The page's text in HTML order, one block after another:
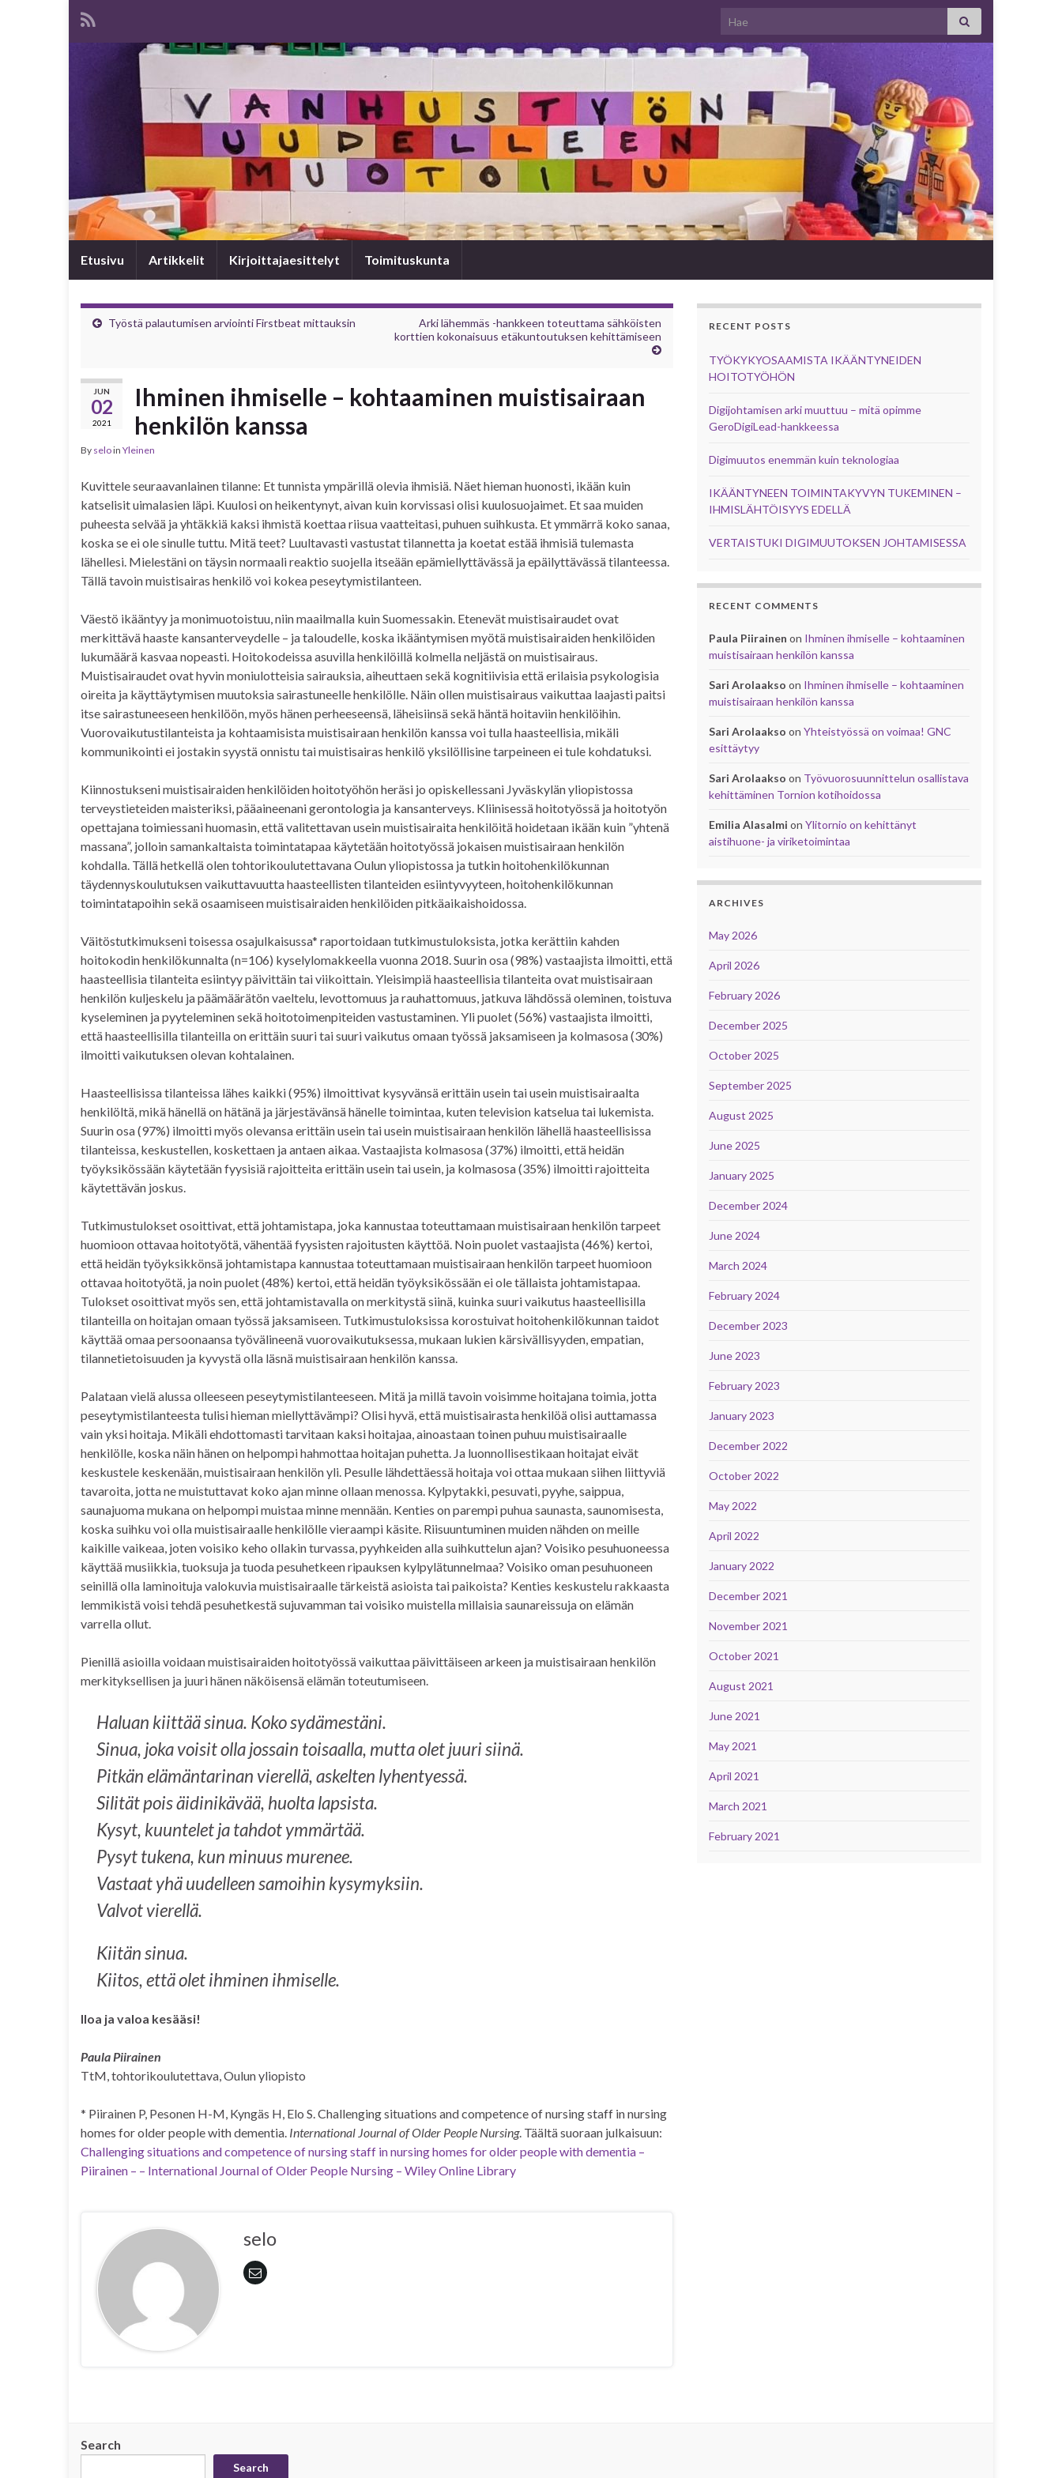
Search for:
Etusivu Artikkelit Kirjoittajaesittelyt Toimituskunta
Työstä palautumisen arviointi Firstbeat mittauksin
Arki lähemmäs -hankkeen toteuttama sähköisten
korttien kokonaisuus etäkuntoutuksen kehittämiseen
JUN
02
2021
Ihminen ihmiselle – kohtaaminen muistisairaan
henkilön kanssa
By seloin Yleinen
Kuvittele seuraavanlainen tilanne: Et tunnista ympärillä olevia ihmisiä. Näet hieman huonosti, ikään kuin
katselisit uimalasien läpi. Kuulosi on heikentynyt, aivan kuin korvissasi olisi kuulosuojaimet. Et saa muiden
puheesta selvää ja yhtäkkiä kaksi ihmistä koettaa riisua vaatteitasi, puhuen suihkusta. Et ymmärrä koko sanaa,
koska se ei ole sinulle tuttu. Mitä teet? Luultavasti vastustat tilannetta ja koetat estää ihmisiä tulemasta
lähellesi. Mielestäni on täysin normaali reaktio suojella itseään epämiellyttävässä ja epäilyttävässä tilanteessa.
Tällä tavoin muistisairas henkilö voi kokea peseytymistilanteen.
Väestö ikääntyy ja monimuotoistuu, niin maailmalla kuin Suomessakin. Etenevät muistisairaudet ovat
merkittävä haaste kansanterveydelle – ja taloudelle, koska ikääntymisen myötä muistisairaiden henkilöiden
lukumäärä kasvaa nopeasti. Hoitokodeissa asuvilla henkilöillä kolmella neljästä on muistisairaus.
Muistisairaudet ovat hyvin moniulotteisia sairauksia, aiheuttaen sekä kognitiivisia että erilaisia psykologisia
oireita ja käyttäytymisen muutoksia sairastuneelle henkilölle. Näin ollen muistisairaus vaikuttaa laajasti paitsi
itse sairastuneeseen henkilöön, myös hänen perheeseensä, läheisiinsä sekä häntä hoitaviin henkilöihin.
Vuorovaikutustilanteista ja kohtaamisista muistisairaan henkilön kanssa voi tulla haasteellisia, mikäli
kommunikointi ei jostakin syystä onnistu tai muistisairas henkilö yksilöllisine tarpeineen ei tule kohdatuksi.
Kiinnostukseni muistisairaiden henkilöiden hoitotyöhön heräsi jo opiskellessani Jyväskylän yliopistossa
terveystieteiden maisteriksi, pääaineenani gerontologia ja kansanterveys. Kliinisessä hoitotyössä ja hoitotyön
opettajana toimiessani huomasin, että valitettavan usein muistisairaita henkilöitä hoidetaan ikään kuin ”yhtenä
massana”, jolloin samankaltaista toimintatapaa käytetään hoitotyössä jokaisen muistisairaan henkilön
kohdalla. Tällä hetkellä olen tohtorikoulutettavana Oulun yliopistossa ja tutkin hoitohenkilökunnan
täydennyskoulutuksen vaikuttavuutta haasteellisten tilanteiden esiintyvyyteen, hoitohenkilökunnan
toimintatapoihin sekä osaamiseen muistisairaiden henkilöiden pitkäaikaishoidossa.
Väitöstutkimukseni toisessa osajulkaisussa* raportoidaan tutkimustuloksista, jotka kerättiin kahden
hoitokodin henkilökunnalta (n=106) kyselylomakkeella vuonna 2018. Suurin osa (98%) vastaajista ilmoitti, että
haasteellisia tilanteita esiintyy päivittäin tai viikoittain. Yleisimpiä haasteellisia tilanteita ovat muistisairaan
henkilön kuljeskelu ja päämäärätön vaeltelu, levottomuus ja rauhattomuus, jatkuva lähdössä oleminen, toistuva
kyseleminen ja pyyteleminen sekä hoitotoimenpiteiden vastustaminen. Yli puolet (56%) vastaajista ilmoitti,
että haasteellisilla tilanteilla on erittäin suuri tai suuri vaikutus omaan työssä jaksamiseen ja kolmasosa (30%)
ilmoitti vaikutuksen olevan kohtalainen.
Haasteellisissa tilanteissa lähes kaikki (95%) ilmoittivat kysyvänsä erittäin usein tai usein muistisairaalta
henkilöltä, mikä hänellä on hätänä ja järjestävänsä hänelle toimintaa, kuten television katselua tai lukemista.
Suurin osa (97%) ilmoitti myös olevansa erittäin usein tai usein muistisairaan henkilön lähellä haasteellisissa
tilanteissa, keskustellen, koskettaen ja antaen aikaa. Vastaajista kolmasosa (37%) ilmoitti, että heidän
työyksikössään käytetään fyysisiä rajoitteita erittäin usein tai usein, ja kolmasosa (35%) ilmoitti rajoitteita
käytettävän joskus.
Tutkimustulokset osoittivat, että johtamistapa, joka kannustaa toteuttamaan muistisairaan henkilön tarpeet
huomioon ottavaa hoitotyötä, vähentää fyysisten rajoitusten käyttöä. Noin puolet vastaajista (46%) kertoi,
että heidän työyksikkönsä johtamistapa kannustaa toteuttamaan muistisairaan henkilön tarpeet huomioon
ottavaa hoitotyötä, ja noin puolet (48%) kertoi, että heidän työyksikössään ei ole tällaista johtamistapaa.
Tulokset osoittivat myös sen, että johtamistavalla on merkitystä siinä, kuinka suuri vaikutus haasteellisilla
tilanteilla on hoitajan omaan työssä jaksamiseen. Tutkimustuloksissa korostuivat hoitohenkilökunnan taidot
käyttää omaa persoonaansa työvälineenä vuorovaikutuksessa, mukaan lukien kärsivällisyyden, empatian,
tilannetietoisuuden ja kyvystä olla läsnä muistisairaan henkilön kanssa.
Palataan vielä alussa olleeseen peseytymistilanteeseen. Mitä ja millä tavoin voisimme hoitajana toimia, jotta
peseytymistilanteesta tulisi hieman miellyttävämpi? Olisi hyvä, että muistisairasta henkilöä olisi auttamassa
vain yksi hoitaja. Mikäli ehdottomasti tarvitaan kaksi hoitajaa, ainoastaan toinen puhuu muistisairaalle
henkilölle, koska näin hänen on helpompi hahmottaa hoitajan puhetta. Ja luonnollisestikaan hoitajat eivät
keskustele keskenään, muistisairaan henkilön yli. Pesulle lähdettäessä hoitaja voi ottaa mukaan siihen liittyviä
tavaroita, jotta ne muistuttavat koko ajan minne ollaan menossa. Kylpytakki, pesuvati, pyyhe, saippua,
saunajuoma mukana on helpompi muistaa minne mennään. Kenties on parempi puhua saunasta, saunomisesta,
koska suihku voi olla muistisairaalle henkilölle vieraampi käsite. Riisuuntuminen muiden nähden on meille
kaikille vaikeaa, joten voisiko keho ollakin turvassa, pyyhkeiden alla suihkuttelun ajan? Voisiko pesuhuoneessa
käyttää musiikkia, tuoksuja ja tuoda pesuhetkeen ripauksen kylpylätunnelmaa? Voisiko oman pesuhuoneen
seinillä olla laminoituja valokuvia muistisairaalle tärkeistä asioista tai paikoista? Kenties keskustelu rakkaasta
lemmikistä voisi tehdä pesuhetkestä sujuvamman tai voisiko muistella millaisia saunareissuja on elämän
varrella ollut.
Pienillä asioilla voidaan muistisairaiden hoitotyössä vaikuttaa päivittäiseen arkeen ja muistisairaan henkilön
merkityksellisen ja juuri hänen näköisensä elämän toteutumiseen.
Haluan kiittää sinua. Koko sydämestäni.
Sinua, joka voisit olla jossain toisaalla, mutta olet juuri siinä.
Pitkän elämäntarinan vierellä, askelten lyhentyessä.
Silität pois äidinikävää, huolta lapsista.
Kysyt, kuuntelet ja tahdot ymmärtää.
Pysyt tukena, kun minuus murenee.
Vastaat yhä uudelleen samoihin kysymyksiin.
Valvot vierellä.
Kiitän sinua.
Kiitos, että olet ihminen ihmiselle.
Iloa ja valoa kesääsi!
Paula Piirainen
TtM, tohtorikoulutettava, Oulun yliopisto
* Piirainen P, Pesonen H-M, Kyngäs H, Elo S. Challenging situations and competence of nursing staff in nursing
homes for older people with dementia. International Journal of Older People Nursing. Täältä suoraan julkaisuun:
Challenging situations and competence of nursing staff in nursing homes for older people with dementia –
Piirainen – – International Journal of Older People Nursing – Wiley Online Library
selo
RECENT POSTS
TYÖKYKYOSAAMISTA IKÄÄNTYNEIDEN
HOITOTYÖHÖN
Digijohtamisen arki muuttuu – mitä opimme
GeroDigiLead-hankkeessa
Digimuutos enemmän kuin teknologiaa
IKÄÄNTYNEEN TOIMINTAKYVYN TUKEMINEN –
IHMISLÄHTÖISYYS EDELLÄ
VERTAISTUKI DIGIMUUTOKSEN JOHTAMISESSA
RECENT COMMENTS
Paula Piirainen on Ihminen ihmiselle – kohtaaminen
muistisairaan henkilön kanssa
Sari Arolaakso on Ihminen ihmiselle – kohtaaminen
muistisairaan henkilön kanssa
Sari Arolaakso on Yhteistyössä on voimaa! GNC
esittäytyy
Sari Arolaakso on Työvuorosuunnittelun osallistava
kehittäminen Tornion kotihoidossa
Emilia Alasalmi on Ylitornio on kehittänyt
aistihuone- ja viriketoimintaa
ARCHIVES
May 2026
April 2026
February 2026
December 2025
October 2025
September 2025
August 2025
June 2025
January 2025
December 2024
June 2024
March 2024
February 2024
December 2023
June 2023
February 2023
January 2023
December 2022
October 2022
May 2022
April 2022
January 2022
December 2021
November 2021
October 2021
August 2021
June 2021
May 2021
April 2021
March 2021
February 2021
Search
Search